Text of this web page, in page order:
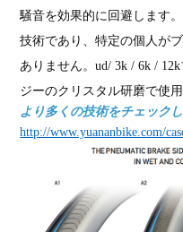
騒音を効果的に回避します
技術であり、特定の個人が
ありません。ud/ 3k / 6k /
ジーのクリスタル研磨で使用
より多くの技術をチェック
http://www.yuananbike.com/